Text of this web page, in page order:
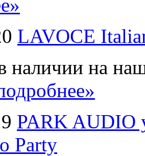
LAVOCE
наличии на
PARK AUDIO
Party